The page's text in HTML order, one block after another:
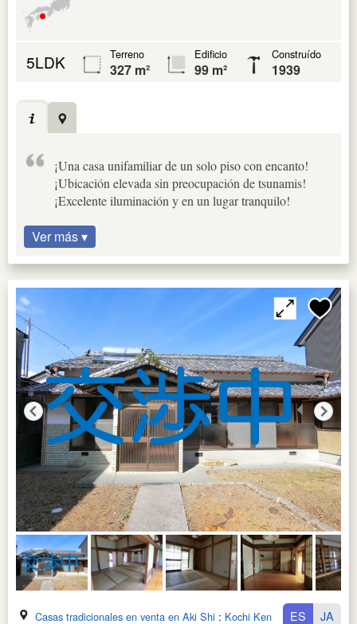
5LDK Terreno
327 m²
Edificio
99 m²
Construído
1939
¡Una casa unifamiliar de un solo piso con encanto!
¡Ubicación elevada sin preocupación de tsunamis!
¡Excelente iluminación y en un lugar tranquilo!
Ver más ▾
Casas tradicionales en venta en Aki Shi : Kochi Ken ES JA